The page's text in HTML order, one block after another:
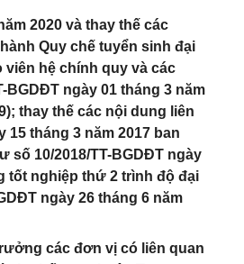
2020 và thay thế các
Quy chế tuyển sinh đại
viên hệ chính quy và các
ngày 01 tháng 3 năm
thay thế các nội dung liên
tháng 3 năm 2017 ban
số 10/2018/TT-BGDĐT ngày
tốt nghiệp thứ 2 trình độ đại
ngày 26 tháng 6 năm
các đơn vị có liên quan